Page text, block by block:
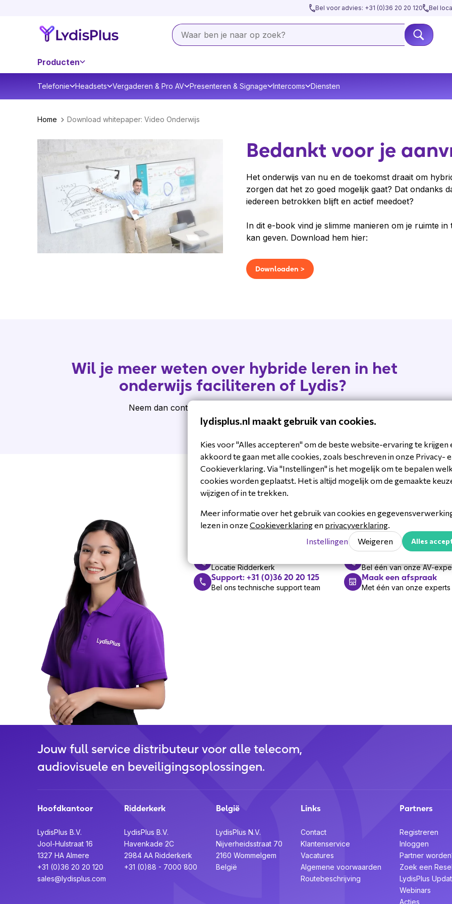
Bel voor advies: +31 (0)36 20 20 120 Bel
Producten
Telefonie Headsets Vergaderen & Pro AV Presenteren & Signage Intercoms Diensten
Home Download whitepaper: Video Onderwijs
Bedankt voor je
Het onderwijs van nu en de toekomst draait om
zorgen dat het zo goed mogelijk gaat? Dat ondanks
iedereen betrokken blijft en actief meedoet?
In dit e-book vind je slimme manieren om je ruimte
kan geven. Download hem hier:
Downloaden >
Wil je meer weten over hybride leren in het
onderwijs faciliteren of Lydis?
Neem dan contact met ons op via het
Hulp nodig?
Vandaag zijn we bereikbaar van 8:30 tot 17:00
Bel ons +31 (0)36 20 20
Beschikbaar tot 17:00
Locatie Ridderkerk Bel één van onze AV-
Support: +31 (0)36 20 20 125
Bel ons technische support team
Maak een afspraak
Met één van onze experts
Jouw full service distributeur voor alle telecom,
audiovisuele en beveiligingsoplossingen.
Hoofdkantoor
LydisPlus B.V.
Jool-Hulstraat 16
1327 HA Almere
+31 (0)36 20 20 120
sales@lydisplus.com
Ridderkerk
LydisPlus B.V.
Havenkade 2C
2984 AA Ridderkerk
+31 (0)88 - 7000 800
België
LydisPlus N.V.
Nijverheidsstraat 70
2160 Wommelgem
België
Links
Contact
Klantenservice
Vacatures
Algemene voorwaarden
Routebeschrijving
Partners
Registreren
Inloggen
Partner
Zoek een
LydisPlus
Webinars
Acties
lydisplus.nl maakt gebruik van cookies.
Kies voor "Alles accepteren" om de beste website-ervaring te krijgen
akkoord te gaan met alle cookies, zoals beschreven in onze Privacy-
Cookieverklaring. Via "Instellingen" is het mogelijk om te bepalen
cookies worden geplaatst. Het is altijd mogelijk om de gemaakte
wijzigen of in te trekken.
Meer informatie over het gebruik van cookies en
lezen in onze Cookieverklaringen privacyverklaring
Instellingen
Weigeren Alles